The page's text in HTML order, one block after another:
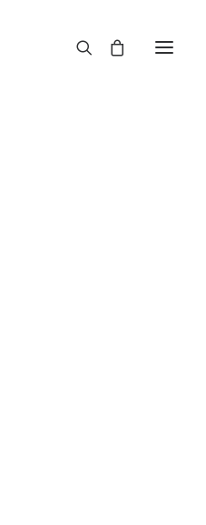
sich an
Unser Shop ist in Arbeit und